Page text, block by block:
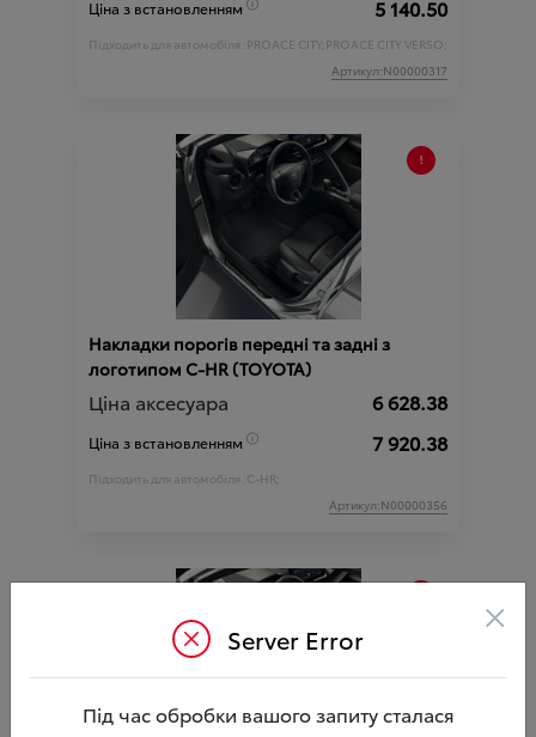
Ціна з встановленням 5 140.50
Підходить для автомобіля :PROACE CITY;PROACE CITY VERSO;
Артикул:N00000317
Накладки порогів передні та задні з
логотипом C-HR (TOYOTA)
Ціна аксесуара 6 628.38
Ціна з встановленням 7 920.38
Підходить для автомобіля :C-HR;
Артикул:N00000356
Server Error ×
Під час обробки вашого запиту сталася